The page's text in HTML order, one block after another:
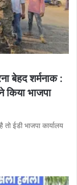
बेहद शर्मनाक :
किया भाजपा
ईडी भाजपा कार्यालय